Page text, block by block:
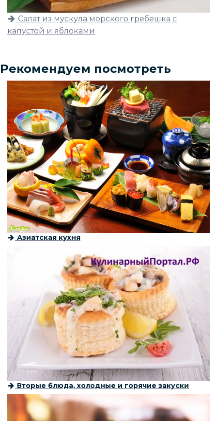
Салат из мускула морского гребешка с
капустой и яблоками
Рекомендуем посмотреть
Азиатская кухня
Вторые блюда, холодные и горячие закуски